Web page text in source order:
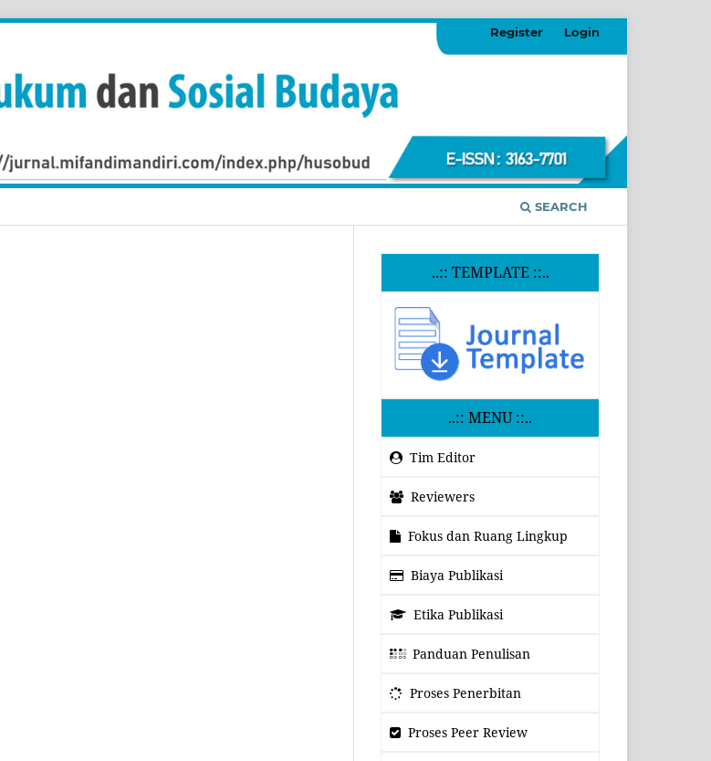
SEARCH
Register Login
..:: TEMPLATE ::..
..:: MENU ::..
Tim Editor
Reviewers
Fokus dan Ruang Lingkup
Biaya Publikasi
Etika Publikasi
Panduan Penulisan
Proses Penerbitan
Proses Peer Review